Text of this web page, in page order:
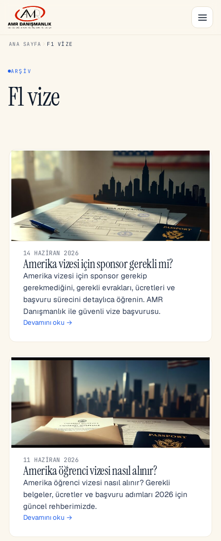
ANA SAYFA F1 VIZE
ARŞIV
F1 vize
14 HAZIRAN 2026
Amerika vizesi için sponsor gerekli mi?
Amerika vizesi için sponsor gerekip
gerekmediğini, gerekli evrakları, ücretleri ve
başvuru sürecini detaylıca öğrenin. AMR
Danışmanlık ile güvenli vize başvurusu.
Devamını oku →
11 HAZIRAN 2026
Amerika öğrenci vizesi nasıl alınır?
Amerika öğrenci vizesi nasıl alınır? Gerekli
belgeler, ücretler ve başvuru adımları 2026 için
güncel rehberimizde.
Devamını oku →